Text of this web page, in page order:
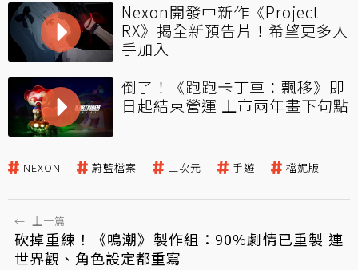
Nexon開發中新作《Project
RX》揭全新預告片！希望更多人
手加入
倒了！《跑跑卡丁車：飄移》即
日起結束營運 上市兩年畫下句點
NEXON 蔚藍檔案 二次元 手遊 檔妮版
← 上一篇
砍掉重練！《鳴潮》製作組：90%劇情已重製 連
世界觀、角色設定都重寫